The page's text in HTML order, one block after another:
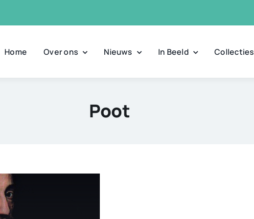
Home Over ons Nieuws In Beeld Collecties
Poot